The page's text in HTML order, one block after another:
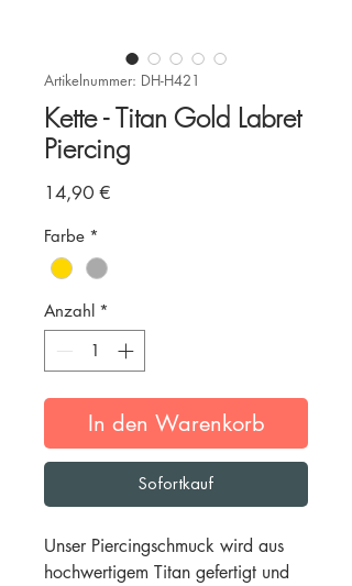
Artikelnummer: DH-H421
Kette - Titan Gold Labret
Piercing
14,90 €
Farbe *
Anzahl *
In den Warenkorb
Sofortkauf
Unser Piercingschmuck wird aus
hochwertigem Titan gefertigt und